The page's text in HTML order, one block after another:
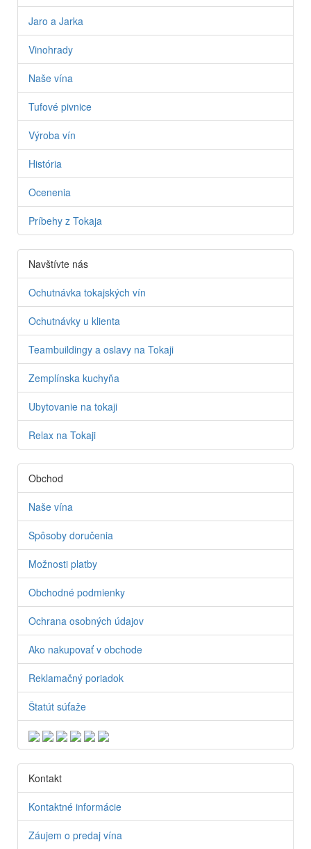
Jaro a Jarka
Vinohrady
Naše vína
Tufové pivnice
Výroba vín
História
Ocenenia
Príbehy z Tokaja
Navštívte nás
Ochutnávka tokajských vín
Ochutnávky u klienta
Teambuildingy a oslavy na Tokaji
Zemplínska kuchyňa
Ubytovanie na tokaji
Relax na Tokaji
Obchod
Naše vína
Spôsoby doručenia
Možnosti platby
Obchodné podmienky
Ochrana osobných údajov
Ako nakupovať v obchode
Reklamačný poriadok
Štatút súťaže
Kontakt
Kontaktné informácie
Záujem o predaj vína